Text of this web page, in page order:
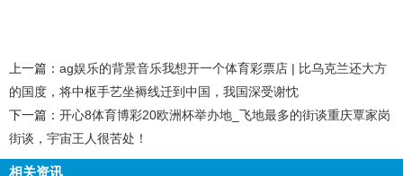
上一篇： ag娱乐的背景音乐我想开一个体育彩票店 | 比乌克兰还大方
的国度，将中枢手艺坐褥线迁到中国，我国深受谢忱
下一篇： 开心8体育博彩20欧洲杯举办地_飞地最多的街谈重庆覃家岗
街谈，宇宙王人很苦处！
相关资讯